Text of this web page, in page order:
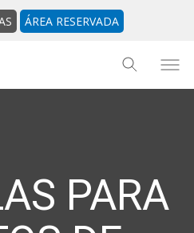
ÁREA RESERVADA
PARA